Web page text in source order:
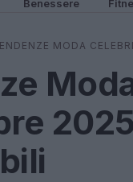
Benessere
MODA